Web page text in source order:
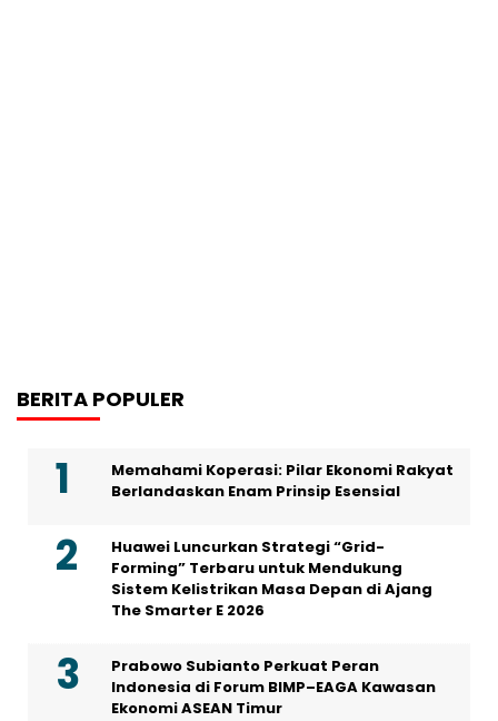
BERITA POPULER
Memahami Koperasi: Pilar Ekonomi Rakyat
Berlandaskan Enam Prinsip Esensial
Huawei Luncurkan Strategi “Grid-
Forming” Terbaru untuk Mendukung
Sistem Kelistrikan Masa Depan di Ajang
The Smarter E 2026
Prabowo Subianto Perkuat Peran
Indonesia di Forum BIMP–EAGA Kawasan
Ekonomi ASEAN Timur